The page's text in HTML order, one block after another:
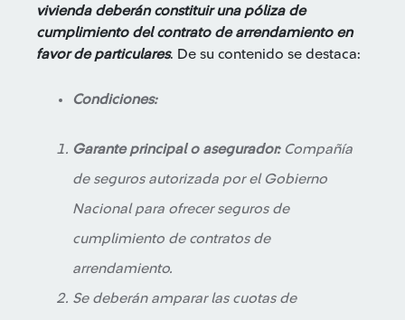
vivienda deberán constituir una póliza de
cumplimiento del contrato de arrendamiento en
favor de particulares. De su contenido se destaca:
Condiciones:
Garante principal o asegurador:Compañía
de seguros autorizada por el Gobierno
Nacional para ofrecer seguros de
cumplimiento de contratos de
arrendamiento.
Se deberán amparar las cuotas de